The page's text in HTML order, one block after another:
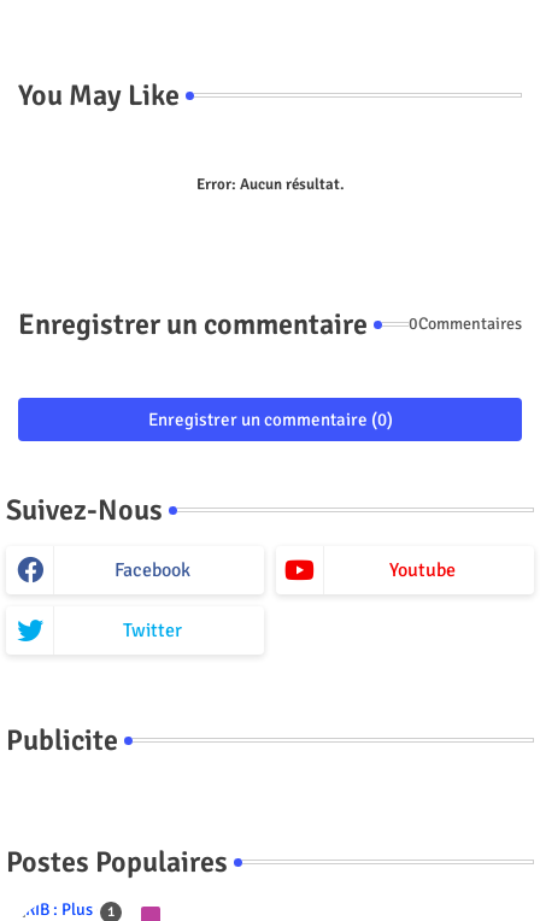
You May Like
Error: Aucun résultat.
Enregistrer un commentaire 0Commentaires
Enregistrer un commentaire (0)
Suivez-Nous
Facebook Youtube
Twitter
Publicite
Postes Populaires